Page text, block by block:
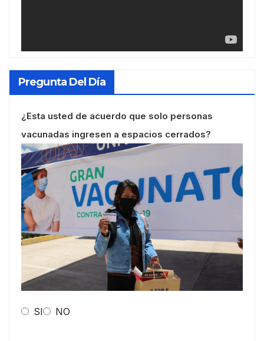
Pregunta Del Día
¿Esta usted de acuerdo que solo personas
vacunadas ingresen a espacios cerrados?
SI NO